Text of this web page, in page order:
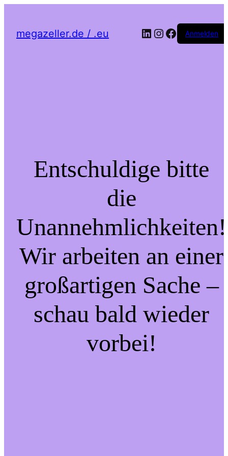
megazeller.de / .eu LinkedIn
Instagram
Facebook
Anmelden
Entschuldige bitte
die
Unannehmlichkeiten!
Wir arbeiten an einer
großartigen Sache –
schau bald wieder
vorbei!